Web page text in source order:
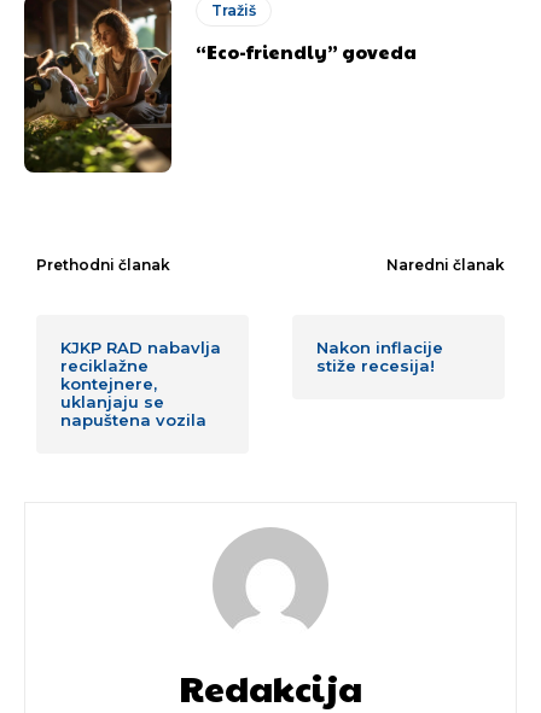
Tražiš
“Eco-friendly” goveda
Prethodni članak
KJKP RAD nabavlja
reciklažne
kontejnere,
uklanjaju se
napuštena vozila
Naredni članak
Nakon inflacije
stiže recesija!
Redakcija